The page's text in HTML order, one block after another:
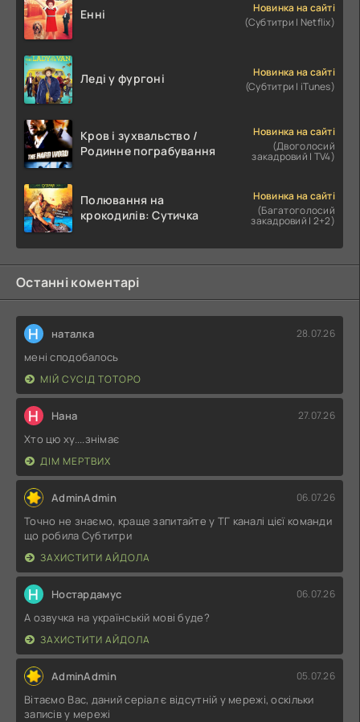
Енні
Новинка на сайті
(Субтитри | Netflix)
Леді у фургоні
Новинка на сайті
(Субтитри | iTunes)
Кров і зухвальство /
Родинне пограбування
Новинка на сайті
(Двоголосий
закадровий | TV4)
Полювання на
крокодилів: Сутичка
Новинка на сайті
(Багатоголосий
закадровий | 2+2)
Останні коментарі
Н наталка 28.07.26
мені сподобалось
МІЙ СУСІД ТОТОРО
Н Нана 27.07.26
Хто цю ху....знімає
ДІМ МЕРТВИХ
AdminAdmin 06.07.26
Точно не знаємо, краще запитайте у ТГ каналі цієї команди
що робила Субтитри
ЗАХИСТИТИ АЙДОЛА
Н Ностардамус 06.07.26
А озвучка на українській мові буде?
ЗАХИСТИТИ АЙДОЛА
AdminAdmin 05.07.26
Вітаємо Вас, даний серіал є відсутній у мережі, оскільки
записів у мережі